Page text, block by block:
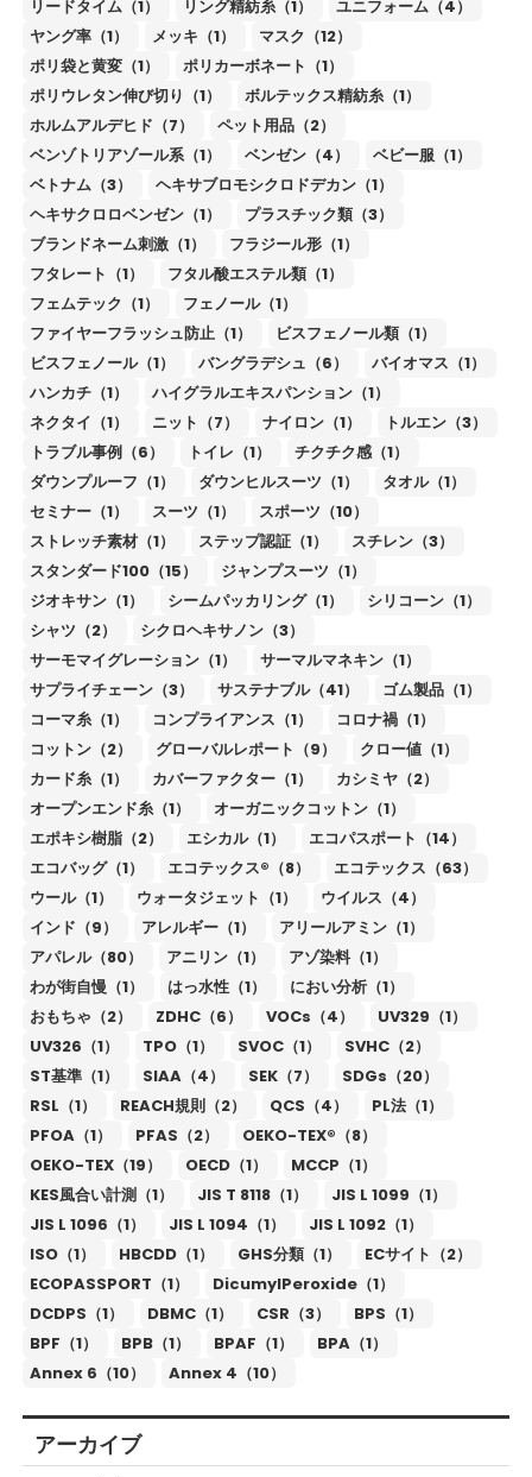
リードタイム（1） リング精紡糸（1）
ユニフォーム（4）
ヤング率（1）
メッキ（1）
マスク（12）
ポリ袋と黄変（1）
ポリカーボネート（1）
ポリウレタン伸び切り（1）
ボルテックス精紡糸（1）
ホルムアルデヒド（7）
ペット用品（2）
ベンゾトリアゾール系（1）
ベンゼン（4）
ベビー服（1）
ベトナム（3）
ヘキサブロモシクロドデカン（1）
ヘキサクロロベンゼン（1）
プラスチック類（3）
ブランドネーム刺激（1）
フラジール形（1）
フタレート（1）
フタル酸エステル類（1）
フェムテック（1）
フェノール（1）
ファイヤーフラッシュ防止（1）
ビスフェノール類（1）
ビスフェノール（1）
バングラデシュ（6）
バイオマス（1）
ハンカチ（1）
ハイグラルエキスパンション（1）
ネクタイ（1）
ニット（7） ナイロン（1）
トルエン（3）
トラブル事例（6）
トイレ（1）
チクチク感（1）
ダウンプルーフ（1）
ダウンヒルスーツ（1）
タオル（1）
セミナー（1）
スーツ（1）
スポーツ（10）
ストレッチ素材（1）
ステップ認証（1）
スチレン（3）
スタンダード100（15）
ジャンプスーツ（1）
ジオキサン（1）
シームパッカリング（1）
シリコーン（1）
シャツ（2）
シクロヘキサノン（3）
サーモマイグレーション（1）
サーマルマネキン（1）
サプライチェーン（3）
サステナブル（41）
ゴム製品（1）
コーマ糸（1）
コンプライアンス（1）
コロナ禍（1）
コットン（2）
グローバルレポート（9）
クロー値（1）
カード糸（1）
カバーファクター（1）
カシミヤ（2）
オープンエンド糸（1）
オーガニックコットン（1）
エポキシ樹脂（2）
エシカル（1）
エコパスポート（14）
エコバッグ（1）
エコテックス®（8）
エコテックス（63）
ウール（1）
ウォータジェット（1）
ウイルス（4）
インド（9）
アレルギー（1）
アリールアミン（1）
アパレル（80）
アニリン（1）
アゾ染料（1）
わが街自慢（1）
はっ水性（1）
におい分析（1）
おもちゃ（2）
ZDHC（6） VOCs（4）
UV329（1）
UV326（1）
TPO（1） SVOC（1）
SVHC（2）
ST基準（1）
SIAA（4） SEK（7）
SDGs（20）
RSL（1）
REACH規則（2） QCS（4）
PL法（1）
PFOA（1）
PFAS（2）
OEKO-TEX®（8）
OEKO-TEX（19）
OECD（1）
MCCP（1）
KES風合い計測（1）
JIS T 8118（1）
JIS L 1099（1）
JIS L 1096（1）
JIS L 1094（1）
JIS L 1092（1）
ISO（1）
HBCDD（1） GHS分類（1）
ECサイト（2）
ECOPASSPORT（1）
DicumylPeroxide（1）
DCDPS（1）
DBMC（1） CSR（3）
BPS（1）
BPF（1）
BPB（1） BPAF（1）
BPA（1）
Annex 6（10）
Annex 4（10）
アーカイブ